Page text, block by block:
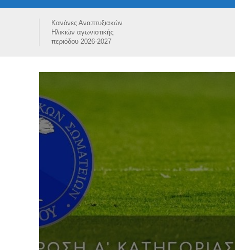
Κανόνες Αναπτυξιακών
Ηλικιών αγωνιστικής
περιόδου 2026-2027